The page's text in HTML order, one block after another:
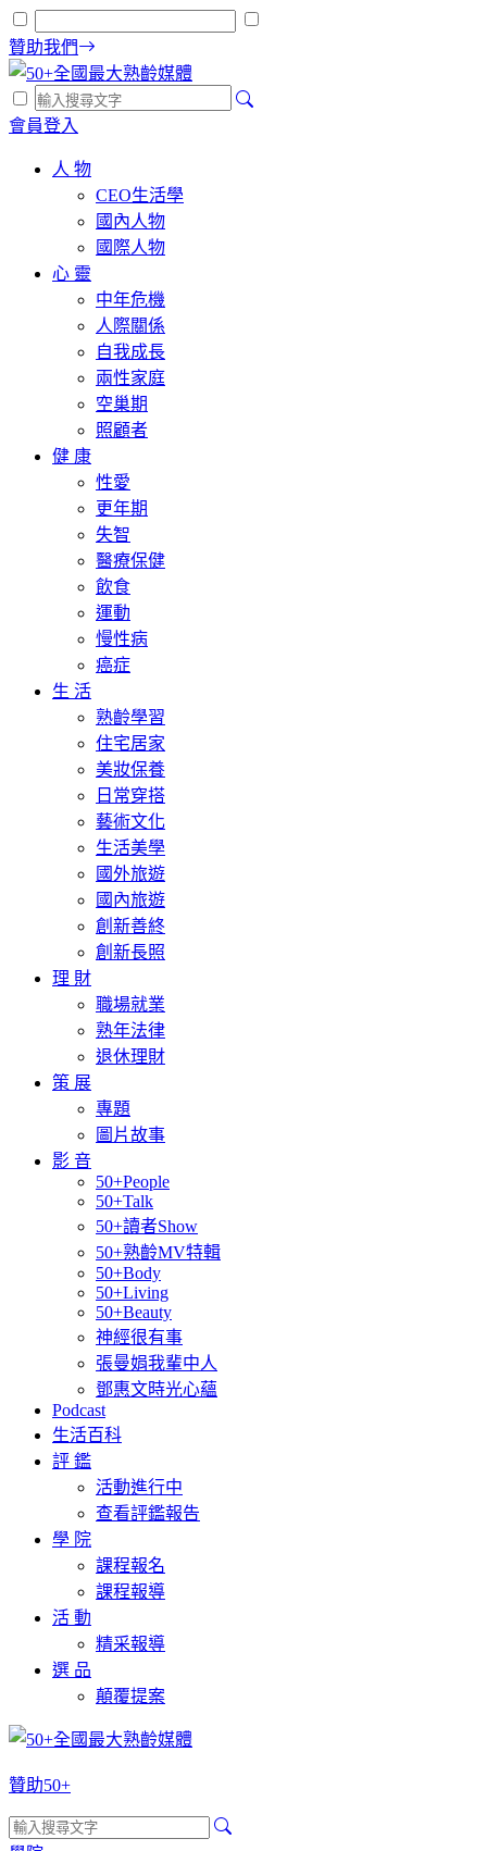
贊助我們
會員登入
人 物
CEO生活學
國內人物
國際人物
心 靈
中年危機
人際關係
自我成長
兩性家庭
空巢期
照顧者
健 康
性愛
更年期
失智
醫療保健
飲食
運動
慢性病
癌症
生 活
熟齡學習
住宅居家
美妝保養
日常穿搭
藝術文化
生活美學
國外旅遊
國內旅遊
創新善終
創新長照
理 財
職場就業
熟年法律
退休理財
策 展
專題
圖片故事
影 音
50+People
50+Talk
50+讀者Show
50+熟齡MV特輯
50+Body
50+Living
50+Beauty
神經很有事
張曼娟我輩中人
鄧惠文時光心蘊
Podcast
生活百科
評 鑑
活動進行中
查看評鑑報告
學 院
課程報名
課程報導
活 動
精采報導
選 品
顛覆提案
贊助50+